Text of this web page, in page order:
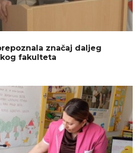
značaj daljeg
fakulteta